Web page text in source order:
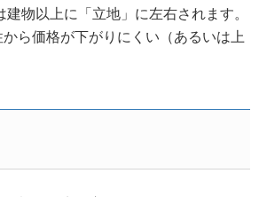
物以上に「立地」に左右されます。
ら価格が下がりにくい（あるいは上